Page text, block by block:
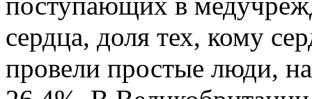
сердца, доля тех, кому
провели простые люди,